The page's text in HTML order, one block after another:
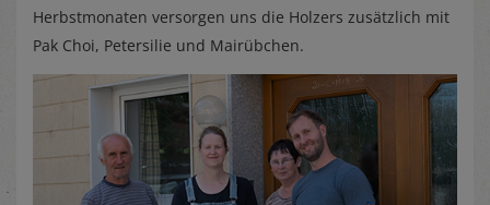
Herbstmonaten versorgen uns die Holzers zusätzlich mit
Pak Choi, Petersilie und Mairübchen.